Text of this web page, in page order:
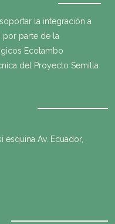
la integración a
por parte de la
Ecotambo
del Proyecto Semilla
esquina Av. Ecuador,